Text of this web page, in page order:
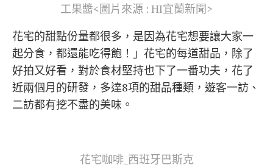
工果醬<圖片來源 : HI宜蘭新聞>
花宅的甜點份量都很多，是因為花宅想要讓大家一
起分食，都還能吃得飽！」花宅的每道甜品，除了
好拍又好看，對於食材堅持也下了一番功夫，花了
近兩個月的研發，多達8項的甜品種類，遊客一訪、
二訪都有挖不盡的美味。
花宅咖啡_西班牙巴斯克